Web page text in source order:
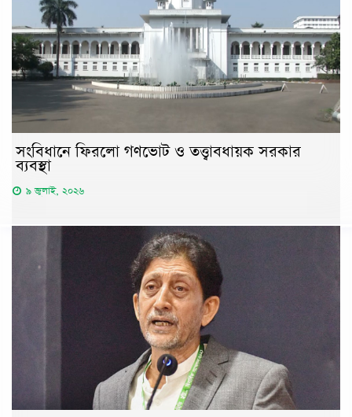
সংবিধানে ফিরলো গণভোট ও তত্ত্বাবধায়ক সরকার
ব্যবস্থা
৯ জুলাই, ২০২৬